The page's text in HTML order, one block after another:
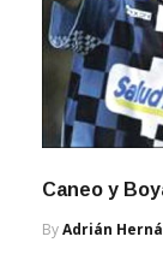
Caneo y
ByAdrián